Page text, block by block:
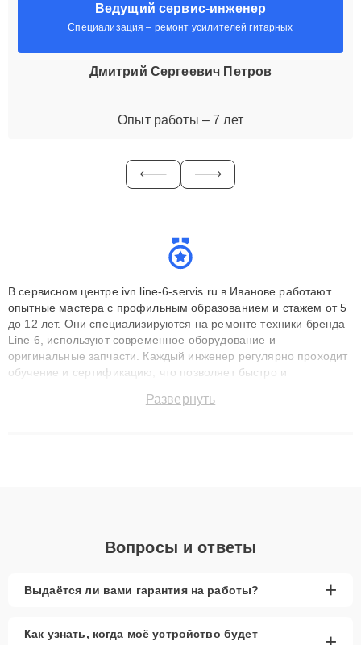
Ведущий сервис-инженер
Специализация – ремонт усилителей гитарных
Дмитрий Сергеевич Петров
Опыт работы – 7 лет
В сервисном центре ivn.line-6-servis.ru в Иванове работают
опытные мастера с профильным образованием и стажем от 5
до 12 лет. Они специализируются на ремонте техники бренда
Line 6, используют современное оборудование и
оригинальные запчасти. Каждый инженер регулярно проходит
обучение и сертификацию, что позволяет быстро и
сохранением гарантии до 3 лет. Наши мастера решают
Развернуть
Вопросы и ответы
Выдаётся ли вами гарантия на работы? +
Как узнать, когда моё устройство будет